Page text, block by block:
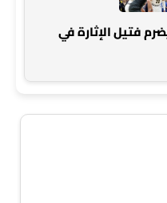
فتيل الإثارة في